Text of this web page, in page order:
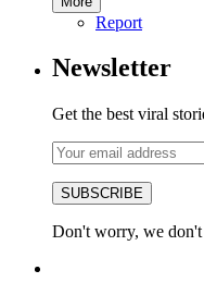
Report
Newsletter
Get the best viral
SUBSCRIBE
Don't worry, we don't